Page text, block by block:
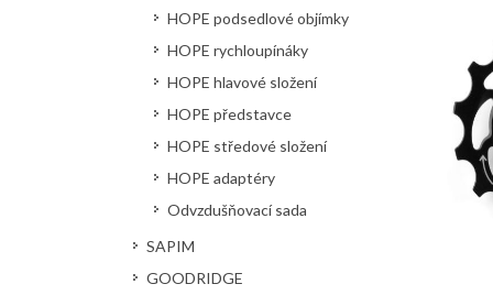
HOPE podsedlové objímky
HOPE rychloupínáky
HOPE hlavové složení
HOPE představce
HOPE středové složení
HOPE adaptéry
Odvzdušňovací sada
SAPIM
GOODRIDGE